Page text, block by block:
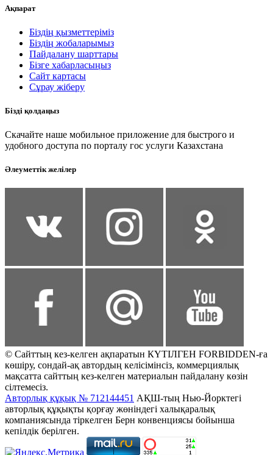
Ақпарат
Біздің қызметтеріміз
Біздің жобаларымыз
Пайдалану шарттары
Бізге хабарласыңыз
Сайт картасы
Сұрау жіберу
Бізді қолдаңыз
Скачайте наше мобильное приложение для быстрого и
удобного доступа по порталу гос услуги Казахстана
Әлеуметтік желілер
© Сайттың кез-келген ақпаратын КҮТІЛГЕН FORBIDDEN-ға
көшіру, сондай-ақ автордың келісімінсіз, коммерциялық
мақсатта сайттың кез-келген материалын пайдалану көзін
сілтемесіз.
Авторлық құқық № 712144451 АҚШ-тың Нью-Йорктегі
авторлық құқықты қорғау жөніндегі халықаралық
компаниясында тіркелген Берн конвенциясы бойынша
кепілдік берілген.